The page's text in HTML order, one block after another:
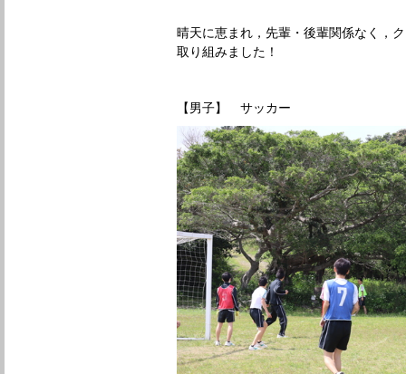
晴天に恵まれ，先輩・後輩関係なく，
取り組みました！
【男子】 サッカー